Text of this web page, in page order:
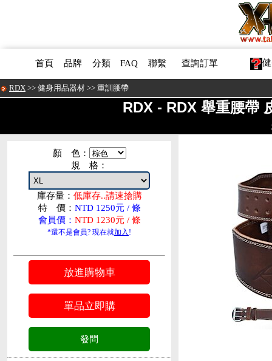
首頁 品牌 分類 FAQ 聯繫 查詢訂單
RDX >> 健身用品器材 >> 重訓腰帶
RDX - RDX 舉重腰帶
顏 色：
規 格：
庫存量： 低庫存..請速搶購
特 價： NTD 1250元 / 條
會員價： NTD 1230元 / 條
*還不是會員? 現在就加入 !